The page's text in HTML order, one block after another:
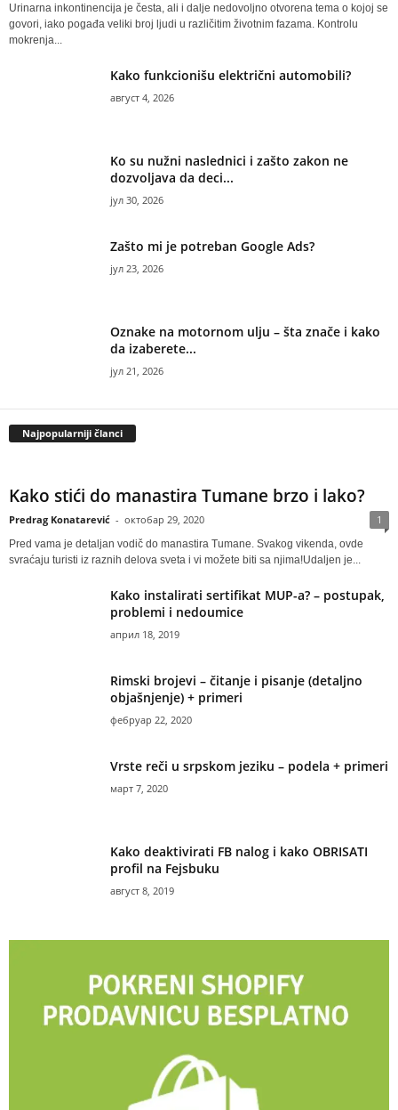
Urinarna inkontinencija je česta, ali i dalje nedovoljno otvorena tema o kojoj se
govori, iako pogađa veliki broj ljudi u različitim životnim fazama. Kontrolu
mokrenja...
Kako funkcionišu električni automobili?
август 4, 2026
Ko su nužni naslednici i zašto zakon ne
dozvoljava da deci...
јул 30, 2026
Zašto mi je potreban Google Ads?
јул 23, 2026
Oznake na motornom ulju – šta znače i kako
da izaberete...
јул 21, 2026
Najpopularniji članci
Kako stići do manastira Tumane brzo i lako?
Predrag Konatarević - октобар 29, 2020 1
Pred vama je detaljan vodič do manastira Tumane. Svakog vikenda, ovde
svraćaju turisti iz raznih delova sveta i vi možete biti sa njima!Udaljen je...
Kako instalirati sertifikat MUP-a? – postupak,
problemi i nedoumice
април 18, 2019
Rimski brojevi – čitanje i pisanje (detaljno
objašnjenje) + primeri
фебруар 22, 2020
Vrste reči u srpskom jeziku – podela + primeri
март 7, 2020
Kako deaktivirati FB nalog i kako OBRISATI
profil na Fejsbuku
август 8, 2019